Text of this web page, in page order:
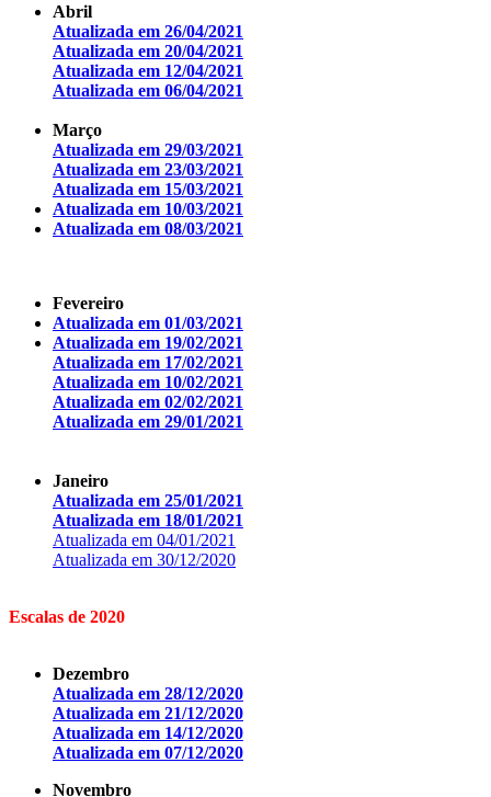
Abril
Atualizada em 26/04/2021
Atualizada em 20/04/2021
Atualizada em 12/04/2021
Atualizada em 06/04/2021
Março
Atualizada em 29/03/2021
Atualizada em 23/03/2021
Atualizada em 15/03/2021
Atualizada em 10/03/2021
Atualizada em 08/03/2021
Fevereiro
Atualizada em 01/03/2021
Atualizada em 19/02/2021
Atualizada em 17/02/2021
Atualizada em 10/02/2021
Atualizada em 02/02/2021
Atualizada em 29/01/2021
Janeiro
Atualizada em 25/01/2021
Atualizada em 18/01/2021
Atualizada em 04/01/2021
Atualizada em 30/12/2020
Escalas de 2020
Dezembro
Atualizada em 28/12/2020
Atualizada em 21/12/2020
Atualizada em 14/12/2020
Atualizada em 07/12/2020
Novembro